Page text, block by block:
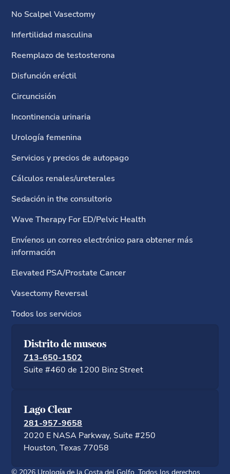
No Scalpel Vasectomy
Infertilidad masculina
Reemplazo de testosterona
Disfunción eréctil
Circuncisión
Incontinencia urinaria
Urología femenina
Servicios y precios de autopago
Cálculos renales/ureterales
Sedación in the consultorio
Wave Therapy For ED/Pelvic Health
Envíenos un correo electrónico para obtener más
información
Elevated PSA/Prostate Cancer
Vasectomy Reversal
Todos los servicios
Distrito de museos
713-650-1502
Suite #460 de 1200 Binz Street
Lago Clear
281-957-9658
2020 E NASA Parkway, Suite #250
Houston, Texas 77058